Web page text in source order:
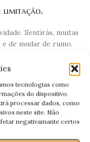
tecnologias como
do dispositivo.
processar dados, como
neste site. Não
negativamante certos
limitação.
Sentirás, muitas
de mudar de rumo.
conhecer uma nova
ano, por isso
assertivas.